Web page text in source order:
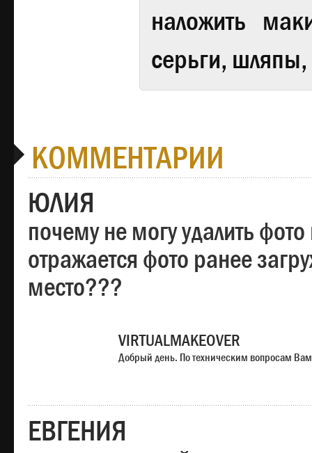
наложить
серьги,
КОММЕНТАРИИ
ЮЛИЯ
почему не могу удалить
отражается фото ранее
место???
VIRTUALMAKEOVER
Добрый день. По техническим вопросам
ЕВГЕНИЯ